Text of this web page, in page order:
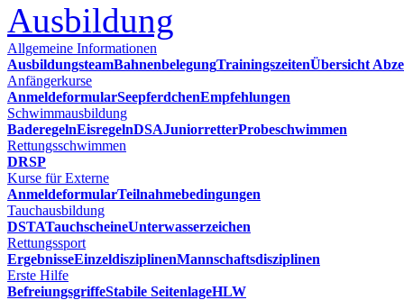
Ausbildung
Allgemeine Informationen
AusbildungsteamBahnenbelegungTrainingszeitenÜbersicht
Anfängerkurse
AnmeldeformularSeepferdchenEmpfehlungen
Schwimmausbildung
BaderegelnEisregelnDSAJuniorretterProbeschwimmen
Rettungsschwimmen
DRSP
Kurse für Externe
AnmeldeformularTeilnahmebedingungen
Tauchausbildung
DSTATauchscheineUnterwasserzeichen
Rettungssport
ErgebnisseEinzeldisziplinenMannschaftsdisziplinen
Erste Hilfe
BefreiungsgriffeStabile SeitenlageHLW